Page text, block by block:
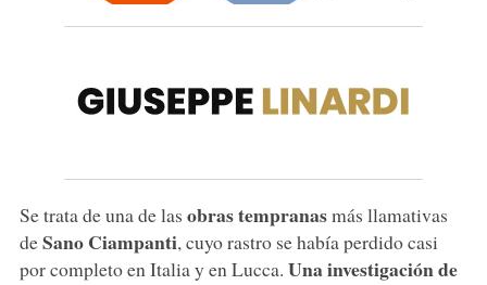
Se trata de una de las obras tempranasmás llamativas
deSano Ciampanti, cuyo rastro se había perdido casi
por completo en Italia y en Lucca. Una investigación de